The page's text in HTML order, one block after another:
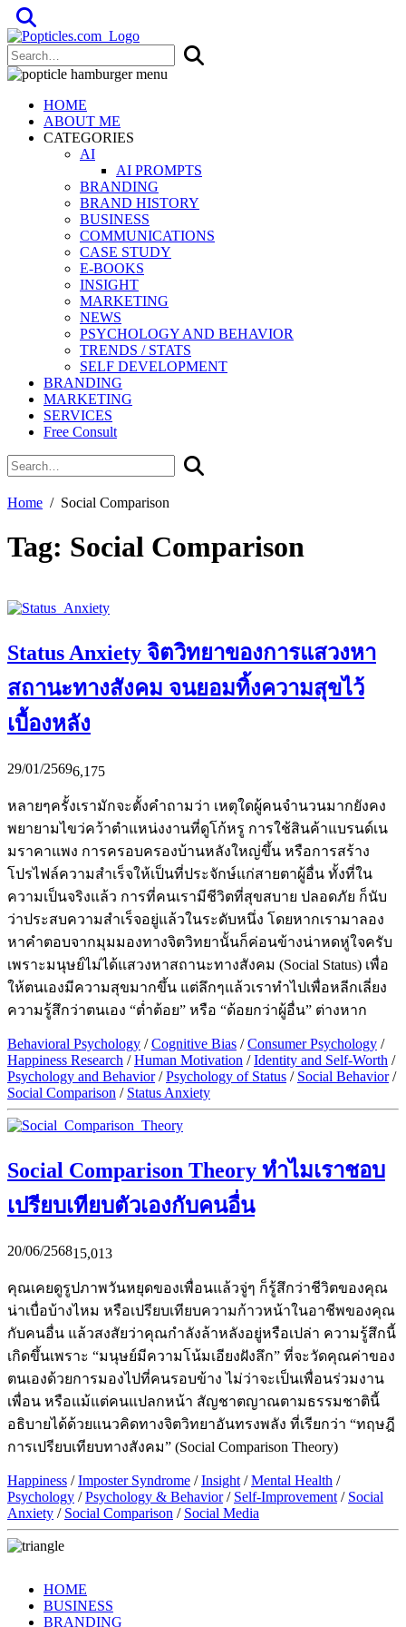
Popticles.com
HOME
ABOUT ME
CATEGORIES
AI
AI PROMPTS
BRANDING
BRAND HISTORY
BUSINESS
COMMUNICATIONS
CASE STUDY
E-BOOKS
INSIGHT
MARKETING
NEWS
PSYCHOLOGY AND BEHAVIOR
TRENDS / STATS
SELF DEVELOPMENT
BRANDING
MARKETING
SERVICES
Free Consult
Home Social Comparison
Tag: Social Comparison
Status Anxiety จิตวิทยาของการแสวงหา
สถานะทางสังคม จนยอมทิ้งความสุขไว้
เบื้องหลัง
29/01/25696,175
หลายๆครั้งเรามักจะตั้งคำถามว่า เหตุใดผู้คนจำนวนมากยังคง
พยายามไขว่คว้าตำแหน่งงานที่ดูโก้หรู การใช้สินค้าแบรนด์เน
มราคาแพง การครอบครองบ้านหลังใหญ่ขึ้น หรือการสร้าง
โปรไฟล์ความสำเร็จให้เป็นที่ประจักษ์แก่สายตาผู้อื่น ทั้งที่ใน
ความเป็นจริงแล้ว การที่คนเรามีชีวิตที่สุขสบาย ปลอดภัย ก็นับ
ว่าประสบความสำเร็จอยู่แล้วในระดับหนึ่ง โดยหากเรามาลอง
หาคำตอบจากมุมมองทางจิตวิทยานั้นก็ค่อนข้างน่าหดหู่ใจครับ
เพราะมนุษย์ไม่ได้แสวงหาสถานะทางสังคม (Social Status) เพื่อ
ให้ตนเองมีความสุขมากขึ้น แต่ลึกๆแล้วเราทำไปเพื่อหลีกเลี่ยง
ความรู้สึกว่าตนเอง “ต่ำต้อย” หรือ “ด้อยกว่าผู้อื่น” ต่างหาก
Behavioral Psychology /Cognitive Bias /Consumer Psychology /
Happiness Research /Human Motivation /Identity and Self-Worth /
Psychology and Behavior/Psychology of Status / Social Behavior/
Social Comparison / Status Anxiety
Social Comparison Theory ทำไมเราชอบ
เปรียบเทียบตัวเองกับคนอื่น
20/06/256815,013
คุณเคยดูรูปภาพวันหยุดของเพื่อนแล้วจู่ๆ ก็รู้สึกว่าชีวิตของคุณ
น่าเบื่อบ้างไหม หรือเปรียบเทียบความก้าวหน้าในอาชีพของคุณ
กับคนอื่น แล้วสงสัยว่าคุณกำลังล้าหลังอยู่หรือเปล่า ความรู้สึกนี้
เกิดขึ้นเพราะ “มนุษย์มีความโน้มเอียงฝังลึก” ที่จะวัดคุณค่าของ
ตนเองด้วยการมองไปที่คนรอบข้าง ไม่ว่าจะเป็นเพื่อนร่วมงาน
เพื่อน หรือแม้แต่คนแปลกหน้า สัญชาตญาณตามธรรมชาตินี้
อธิบายได้ด้วยแนวคิดทางจิตวิทยาอันทรงพลัง ที่เรียกว่า “ทฤษฎี
การเปรียบเทียบทางสังคม” (Social Comparison Theory)
Happiness /Imposter Syndrome /Insight /Mental Health /
Psychology /Psychology & Behavior/ Self-Improvement / Social
Anxiety / Social Comparison / Social Media
HOME
BUSINESS
BRANDING